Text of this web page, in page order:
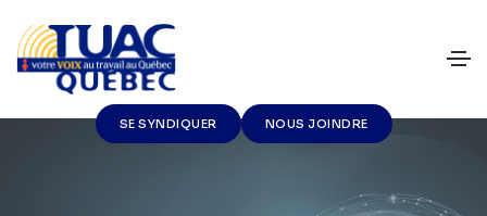
SE SYNDIQUER NOUS JOINDRE